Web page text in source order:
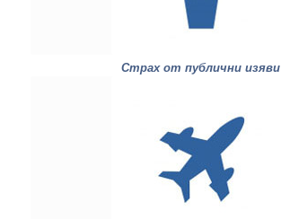
Страх от публични изяви